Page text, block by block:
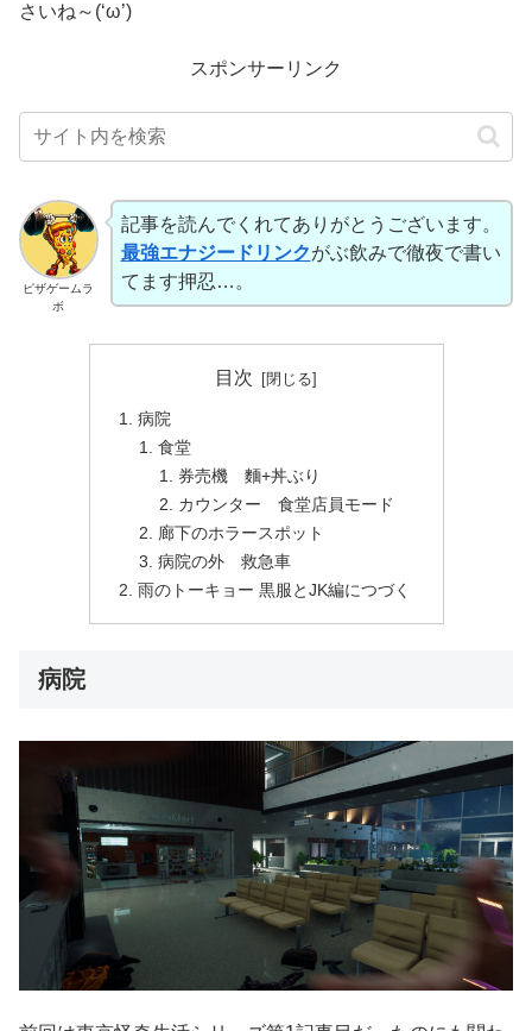
さいね～(‘ω’)
スポンサーリンク
ピザゲームラ
ボ
記事を読んでくれてありがとうございます。
最強エナジードリンクがぶ飲みで徹夜で書い
てます押忍…。
目次
病院
食堂
券売機 麵+丼ぶり
カウンター 食堂店員モード
廊下のホラースポット
病院の外 救急車
雨のトーキョー 黒服とJK編につづく
病院